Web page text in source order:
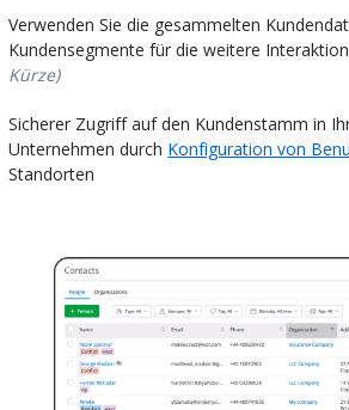
Verwenden Sie die gesammelten
Kundensegmente für die weitere
Kürze)
Sicherer Zugriff auf den Kundenstamm in
Unternehmen durch Konfiguration von
Standorten